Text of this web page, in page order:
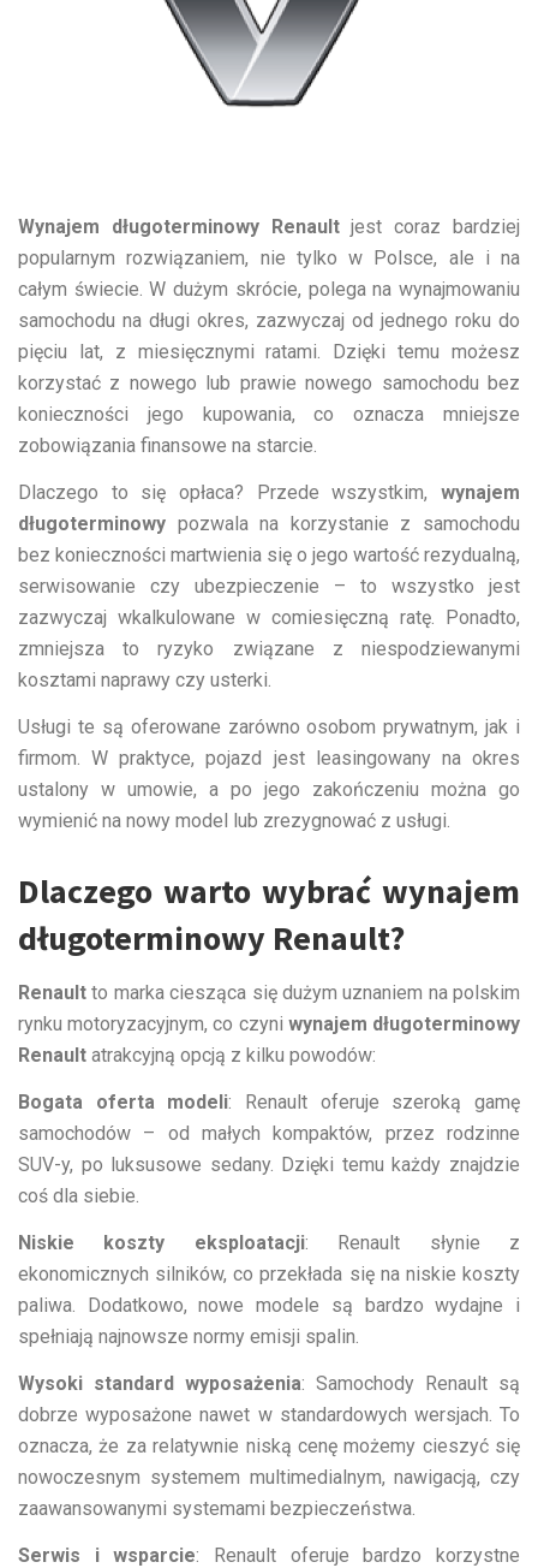
Wynajem długoterminowy Renaultjest coraz bardziej
popularnym rozwiązaniem, nie tylko w Polsce, ale i na
całym świecie. W dużym skrócie, polega na wynajmowaniu
samochodu na długi okres, zazwyczaj od jednego roku do
pięciu lat, z miesięcznymi ratami. Dzięki temu możesz
korzystać z nowego lub prawie nowego samochodu bez
konieczności jego kupowania, co oznacza mniejsze
zobowiązania finansowe na starcie.
Dlaczego to się opłaca? Przede wszystkim, wynajem
długoterminowy pozwala na korzystanie z samochodu
bez konieczności martwienia się o jego wartość rezydualną,
serwisowanie czy ubezpieczenie – to wszystko jest
zazwyczaj wkalkulowane w comiesięczną ratę. Ponadto,
zmniejsza to ryzyko związane z niespodziewanymi
kosztami naprawy czy usterki.
Usługi te są oferowane zarówno osobom prywatnym, jak i
firmom. W praktyce, pojazd jest leasingowany na okres
ustalony w umowie, a po jego zakończeniu można go
wymienić na nowy model lub zrezygnować z usługi.
Dlaczego warto wybrać wynajem
długoterminowy Renault?
Renault to marka ciesząca się dużym uznaniem na polskim
rynku motoryzacyjnym, co czyni wynajem długoterminowy
Renault atrakcyjną opcją z kilku powodów:
Bogata oferta modeli: Renault oferuje szeroką gamę
samochodów – od małych kompaktów, przez rodzinne
SUV-y, po luksusowe sedany. Dzięki temu każdy znajdzie
coś dla siebie.
Niskie koszty eksploatacji: Renault słynie z
ekonomicznych silników, co przekłada się na niskie koszty
paliwa. Dodatkowo, nowe modele są bardzo wydajne i
spełniają najnowsze normy emisji spalin.
Wysoki standard wyposażenia: Samochody Renault są
dobrze wyposażone nawet w standardowych wersjach. To
oznacza, że za relatywnie niską cenę możemy cieszyć się
nowoczesnym systemem multimedialnym, nawigacją, czy
zaawansowanymi systemami bezpieczeństwa.
Serwis i wsparcie: Renault oferuje bardzo korzystne